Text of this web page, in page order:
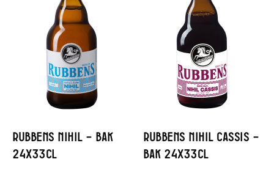
Rubbens Nihil – Bak
24x33cl
Rubbens Nihil Cassis –
Bak 24x33cl